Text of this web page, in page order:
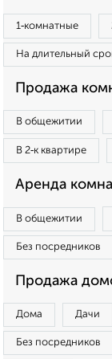
1‑комнатные
На длительный
Продажа
В общежитии
В 2‑к квартире
Аренда
В общежитии
Без посредников
Продажа
Дома Дачи
Без посредников